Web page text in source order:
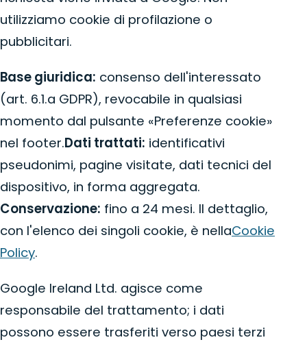
utilizziamo cookie di profilazione o
pubblicitari.
Base giuridica: consenso dell'interessato
(art. 6.1.a GDPR), revocabile in qualsiasi
momento dal pulsante «Preferenze cookie»
nel footer.Dati trattati: identificativi
pseudonimi, pagine visitate, dati tecnici del
dispositivo, in forma aggregata.
Conservazione: fino a 24 mesi. Il dettaglio,
con l'elenco dei singoli cookie, è nellaCookie
Policy.
Google Ireland Ltd. agisce come
responsabile del trattamento; i dati
possono essere trasferiti verso paesi terzi